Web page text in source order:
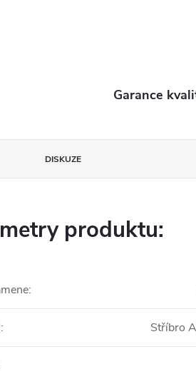
Garance
DISKUZE
produktu:
:
: Stříbro